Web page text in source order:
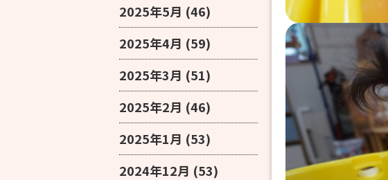
2025年5月 (46)
2025年4月 (59)
2025年3月 (51)
2025年2月 (46)
2025年1月 (53)
2024年12月 (53)